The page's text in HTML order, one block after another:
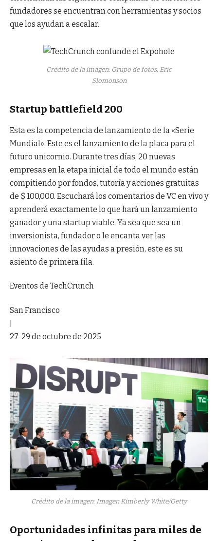
fundadores se encuentran con herramientas y socios
que los ayudan a escalar.
Crédito de la imagen: Grupo de fotos, Eric
Slomonson
Startup battlefield 200
Esta es la competencia de lanzamiento de la «Serie
Mundial». Este es el lanzamiento de la placa para el
futuro unicornio. Durante tres días, 20 nuevas
empresas en la etapa inicial de todo el mundo están
compitiendo por fondos, tutoría y acciones gratuitas
de $ 100,000. Escuchará los comentarios de VC en vivo y
aprenderá exactamente lo que hará un lanzamiento
ganador y una startup viable. Ya sea que sea un
inversionista, fundador o le encanta ver las
innovaciones de las ayudas a presión, este es su
asiento de primera fila.
Eventos de TechCrunch
San Francisco
27-29 de octubre de 2025
Crédito de la imagen: Imagen Kimberly White/Getty
Oportunidades infinitas para miles de